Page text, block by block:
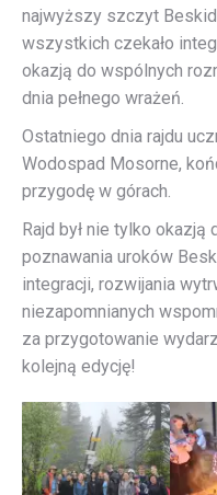
najwyższy szczyt
wszystkich czekało
okazją do wspólnych
dnia pełnego wrażeń.
Ostatniego dnia rajdu
Wodospad Mosorne,
przygodę w górach.
Rajd był nie tylko
poznawania uroków
integracji, rozwijania
niezapomnianych
za przygotowanie
kolejną edycję!